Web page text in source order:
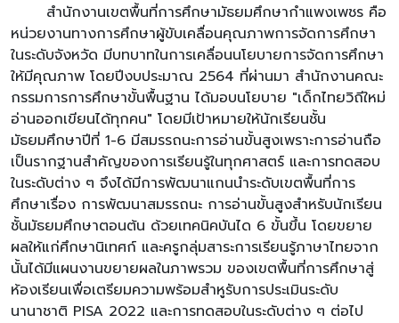
สำนักงานเขตพื้นที่การศึกษามัธยมศึกษากำแพงเพชร คือ
หน่วยงานทางการศึกษาผู้ขับเคลื่อนคุณภาพการจัดการศึกษา
ในระดับจังหวัด มีบทบาทในการเคลื่อนนโยบายการจัดการศึกษา
ให้มีคุณภาพ โดยปีงบประมาณ 2564 ที่ผ่านมา สำนักงานคณะ
กรรมการการศึกษาขั้นพื้นฐาน ได้มอบนโยบาย "เด็กไทยวิถีใหม่
อ่านออกเขียนได้ทุกคน" โดยมีเป้าหมายให้นักเรียนชั้น
มัธยมศึกษาปีที่ 1-6 มีสมรรถนะการอ่านขั้นสูงเพราะการอ่านถือ
เป็นรากฐานสำคัญของการเรียนรู้ในทุกศาสตร์ และการทดสอบ
ในระดับต่าง ๆ จึงได้มีการพัฒนาแกนนำระดับเขตพื้นที่การ
ศึกษาเรื่อง การพัฒนาสมรรถนะ การอ่านขั้นสูงสำหรับนักเรียน
ชั้นมัธยมศึกษาตอนต้น ด้วยเทคนิคบันได 6 ขั้นขึ้น โดยขยาย
ผลให้แก่ศึกษานิเทศก์ และครูกลุ่มสาระการเรียนรู้ภาษาไทยจาก
นั้นได้มีแผนงานขยายผลในภาพรวม ของเขตพื้นที่การศึกษาสู่
ห้องเรียนเพื่อเตรียมความพร้อมสำหูรับการประเมินระดับ
นานาชาติ PISA 2022 และการทดสอบในระดับต่าง ๆ ต่อไป